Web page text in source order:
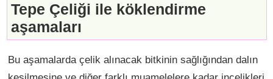
Tepe Çeliği ile köklendirme
aşamaları
Bu aşamalarda çelik alınacak bitkinin sağlığından dalın